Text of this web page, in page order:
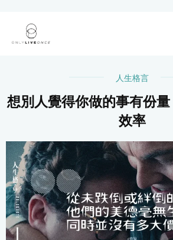
人生格言
想別人覺得你做的事有份
效率